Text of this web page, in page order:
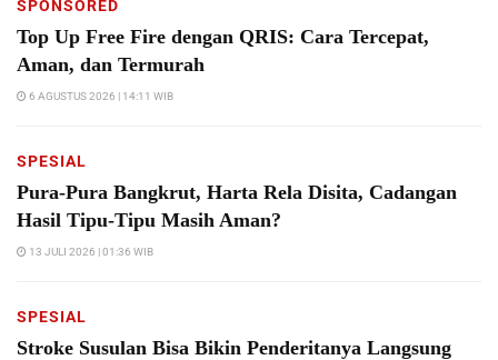
SPONSORED
Top Up Free Fire dengan QRIS: Cara Tercepat,
Aman, dan Termurah
6 AGUSTUS 2026 | 14:11 WIB
SPESIAL
Pura-Pura Bangkrut, Harta Rela Disita, Cadangan
Hasil Tipu-Tipu Masih Aman?
13 JULI 2026 | 01:36 WIB
SPESIAL
Stroke Susulan Bisa Bikin Penderitanya Langsung